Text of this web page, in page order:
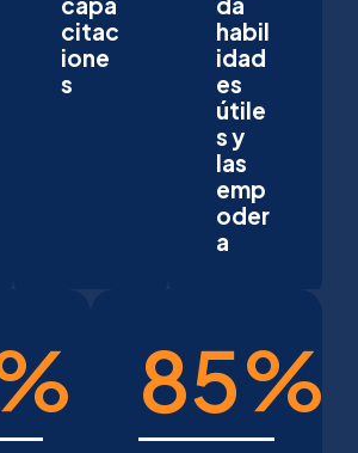
citac
ione
s
habil
idad
es
útile
s y
las
emp
oder
a
85%